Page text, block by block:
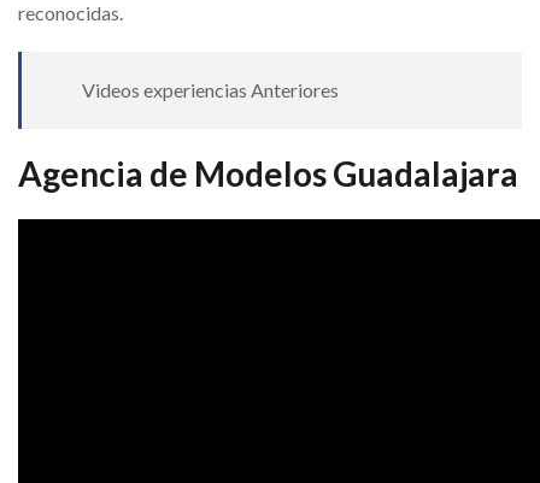
reconocidas.
Videos experiencias Anteriores
Agencia de Modelos Guadalajara